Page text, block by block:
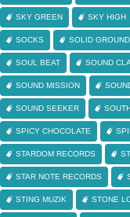
SKY GREEN SKY HIGH
SOCKS SOLID GROUND
SOUL BEAT SOUND
SOUND MISSION
SOUND SEEKER
SPICY CHOCOLATE
STARDOM RECORDS
STAR NOTE RECORDS
STING MUZIK STONE